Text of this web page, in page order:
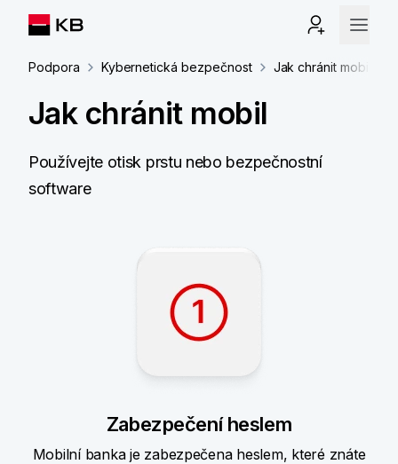
Podpora Kybernetická bezpečnost Jak chránit mobil
Jak chránit mobil
Používejte otisk prstu nebo bezpečnostní
software
Zabezpečení heslem
Mobilní banka je zabezpečena heslem, které znáte